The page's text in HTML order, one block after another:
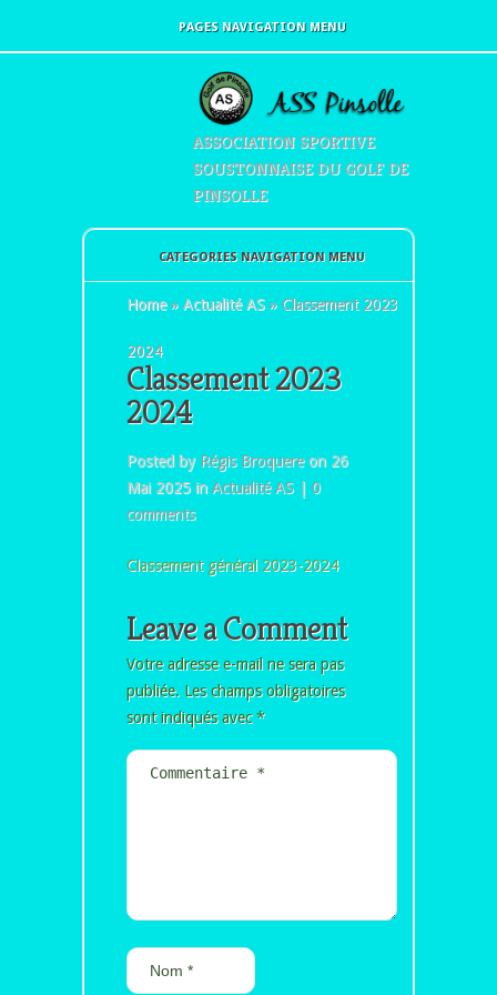
PAGES NAVIGATION MENU
ASSOCIATION SPORTIVE
SOUSTONNAISE DU GOLF DE
PINSOLLE
CATEGORIES NAVIGATION MENU
Home » Actualité AS » Classement 2023
2024
Classement 2023
2024
Posted by Régis Broquereon 26
Mai 2025 inActualité AS| 0
comments
Classement général 2023-2024
Leave a Comment
Votre adresse e-mail ne sera pas
publiée. Les champs obligatoires
sont indiqués avec*